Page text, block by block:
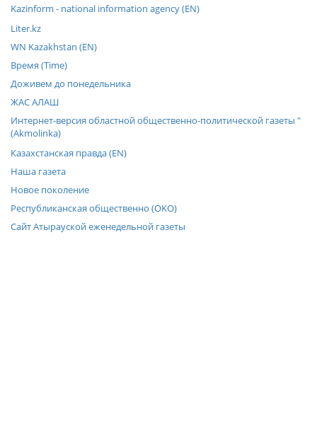
Kazinform - national information agency (EN)
Liter.kz
WN Kazakhstan (EN)
Время (Time)
Доживем до понедельника
ЖАС АЛАШ
Интернет-версия областной общественно-политической газеты "
(Akmolinka)
Казахстанская правда (EN)
Наша газета
Новое поколение
Республиканская общественно (OKO)
Сайт Атырауской еженедельной газеты